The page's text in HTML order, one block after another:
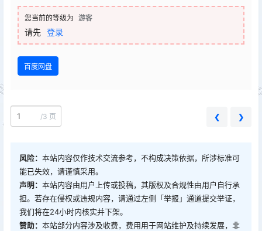
您当前的等级为 游客
请先 登录
百度网盘
/3 页 ❮ ❯
风险： 本站内容仅作技术交流参考，不构成决策依据，所涉标准可
能已失效，请谨慎采用。
声明： 本站内容由用户上传或投稿，其版权及合规性由用户自行承
担。若存在侵权或违规内容，请通过左侧「举报」通道提交举证，
我们将在24小时内核实并下架。
赞助： 本站部分内容涉及收费，费用用于网站维护及持续发展，非